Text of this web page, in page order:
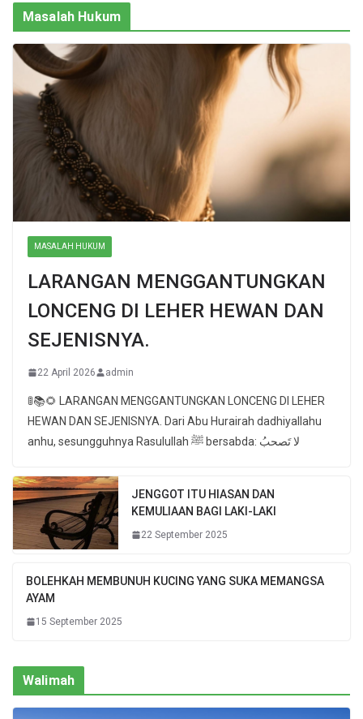
Masalah Hukum
MASALAH HUKUM
LARANGAN MENGGANTUNGKAN
LONCENG DI LEHER HEWAN DAN
SEJENISNYA.
22 April 2026 admin
🚦📚🌻 LARANGAN MENGGANTUNGKAN LONCENG DI LEHER
HEWAN DAN SEJENISNYA. Dari Abu Hurairah dadhiyallahu
anhu, sesungguhnya Rasulullah ﷺ bersabda: لا تَصحبُ
JENGGOT ITU HIASAN DAN
KEMULIAAN BAGI LAKI-LAKI
22 September 2025
BOLEHKAH MEMBUNUH KUCING YANG SUKA MEMANGSA
AYAM
15 September 2025
Walimah